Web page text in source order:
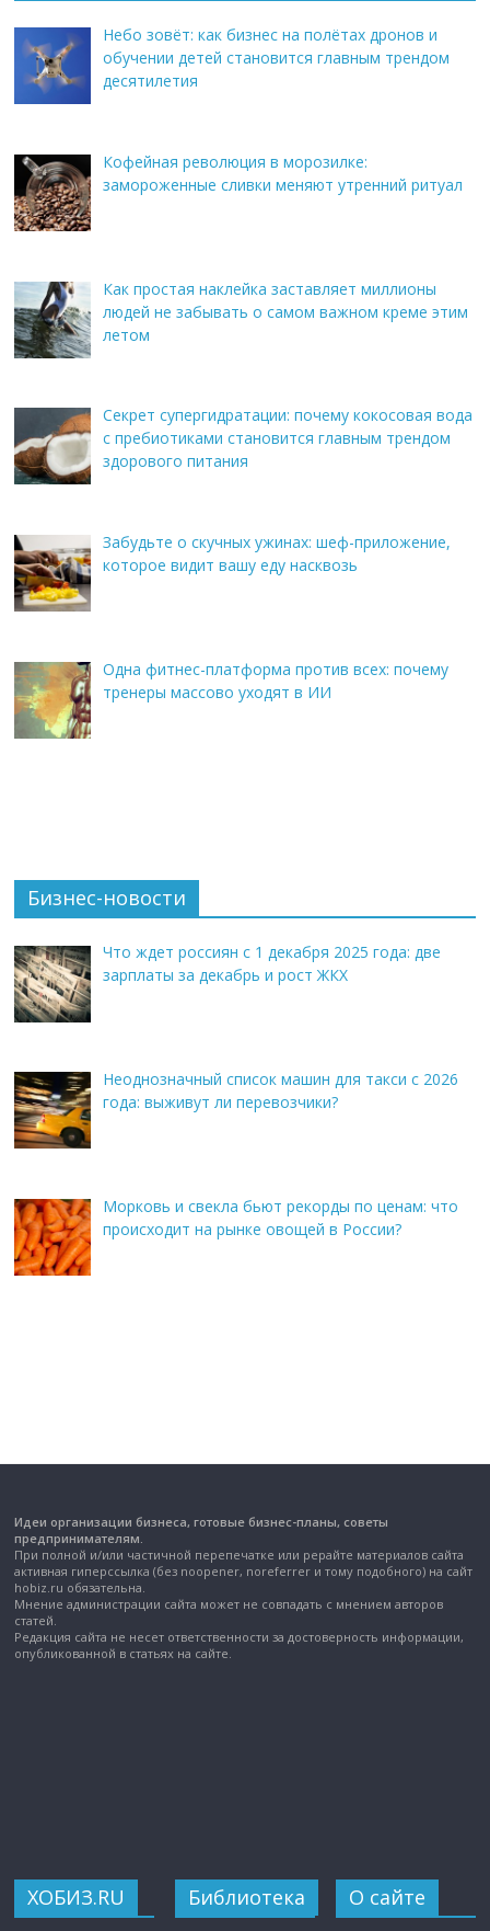
Небо зовёт: как бизнес на полётах дронов и
обучении детей становится главным трендом
десятилетия
Кофейная революция в морозилке:
замороженные сливки меняют утренний ритуал
Как простая наклейка заставляет миллионы
людей не забывать о самом важном креме этим
летом
Секрет супергидратации: почему кокосовая вода
с пребиотиками становится главным трендом
здорового питания
Забудьте о скучных ужинах: шеф-приложение,
которое видит вашу еду насквозь
Одна фитнес-платформа против всех: почему
тренеры массово уходят в ИИ
Бизнес-новости
Что ждет россиян с 1 декабря 2025 года: две
зарплаты за декабрь и рост ЖКХ
Неоднозначный список машин для такси с 2026
года: выживут ли перевозчики?
Морковь и свекла бьют рекорды по ценам: что
происходит на рынке овощей в России?
Идеи организации бизнеса, готовые бизнес-планы, советы
предпринимателям.
При полной и/или частичной перепечатке или рерайте материалов сайта
активная гиперссылка (без noopener, noreferrer и тому подобного) на сайт
hobiz.ru обязательна.
Мнение администрации сайта может не совпадать с мнением авторов
статей.
Редакция сайта не несет ответственности за достоверность информации,
опубликованной в статьях на сайте.
ХОБИЗ.RU Библиотека О сайте